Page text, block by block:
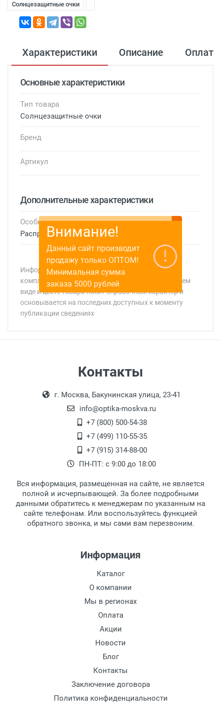
Солнцезащитные очки
Характеристики Описание Оплата
Основные характеристики
Тип товара
Солнцезащитные очки
Бренд
Артикул
Дополнительные характеристики
Особые условия
Распродажа
Информация о технических характеристиках,
комплекте поставки, стране изготовления, внешнем
виде и цвете товара носит справочный характер и
основывается на последних доступных к моменту
публикации сведениях
Самовывоз.
Оплата товара производится
наличными непосредственно на пункте
выдачи товара.
Перечисление средств на расчетный счет.
18:00, по субботам с 11:00 до 15:00, в
офисе по адресу: г. Москва,
Переведеновский переулок 17, корпус 1,
второй этаж, тел. +7 (499) 110-55-35.
После того, как заказ поступает в пункт
выдачи, наш менеджер связывается с
клиентом и оповещает о поступлении
товара.
Для получения товара при себе
обязательно иметь паспорт.
Заказ необходимо забрать в течение 3
рабочих дней с момента поступления на
дополнительных расходов за хранение
Доставляем товар по Москве компанией
Сдэк до ближайшего к вам пункта
Доставка транспортными компаниями по
Данный способ доставки осуществляется
преимущественно по России.
Мы сотрудничаем с различными
Контакты
г. Москва, Бакунинская улица, 23-41
info@optika-moskva.ru
+7 (800) 500-54-38
+7 (499) 110-55-35
+7 (915) 314-88-00
ПН-ПТ: с 9:00 до 18:00
Вся информация, размещенная на сайте, не является
полной и исчерпывающей. За более подробными
данными обратитесь к менеджерам по указанным на
сайте телефонам. Или воспользуйтесь функцией
обратного звонка, и мы сами вам перезвоним.
Информация
Каталог
О компании
Мы в регионах
Оплата
Акции
Новости
Блог
Контакты
Заключение договора
Политика конфиденциальности
Внимание!
Данный сайт производит
продажу только ОПТОМ!
Минимальная сумма
заказа 5000 рублей